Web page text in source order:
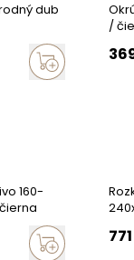
dub
/
160-
771